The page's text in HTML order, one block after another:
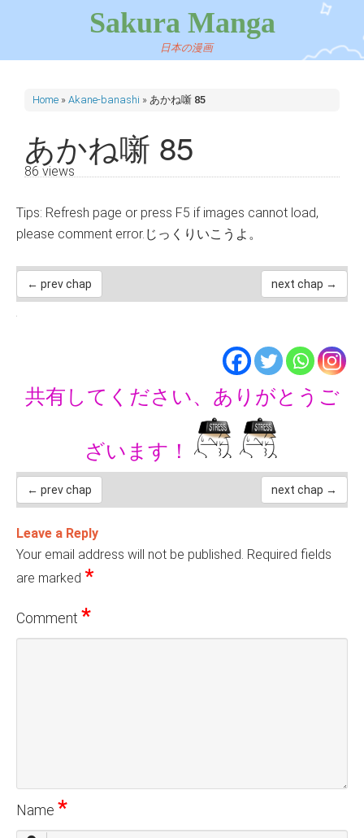
Sakura Manga
日本の漫画
Home » Akane-banashi » あかね噺 85
あかね噺 85
86 views
Tips: Refresh page or press F5 if images cannot load,
please comment error.じっくりいこうよ。
← prev chap next chap →
共有してください、ありがとうご
ざいます！
← prev chap next chap →
Leave a Reply
Your email address will not be published. Required fields
are marked *
Comment *
Name *